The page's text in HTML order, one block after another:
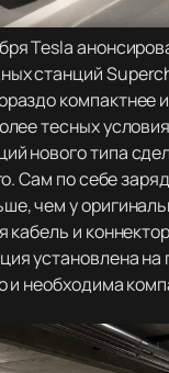
Tesla
станций
компактнее
тесных
нового типа
Сам по себе
чем у
кабель и
установлена
и необходима